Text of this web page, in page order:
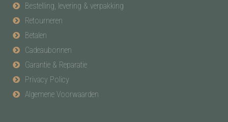
Bestelling, levering & verpakking
Retourneren
Betalen
Cadeaubonnen
Garantie & Reparatie
Privacy Policy
Algemene Voorwaarden